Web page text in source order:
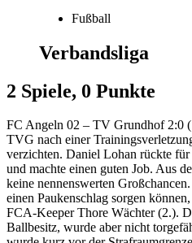
Fußball
Verbandsliga
2 Spiele, 0 Punkte
FC Angeln 02 – TV Grundhof 2:0
TVG nach einer
verzichten. Daniel Lohan rückte
und machte einen guten Job. Aus
keine nennenswerten
einen Paukenschlag sorgen
FCA-Keeper Thore Wächter (2.).
Ballbesitz, wurde aber nicht